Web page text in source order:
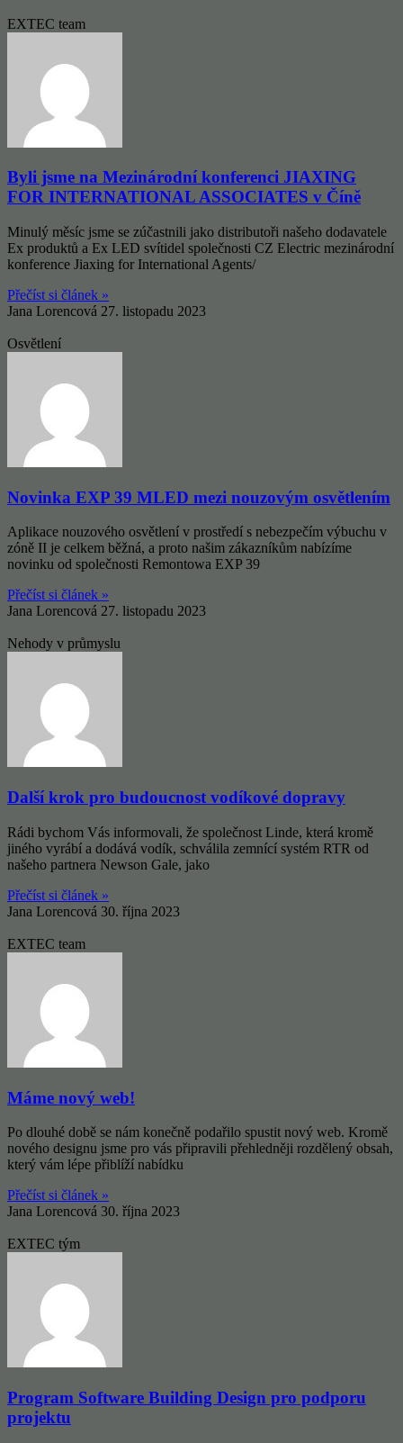
EXTEC team
Byli jsme na Mezinárodní konferenci JIAXING
FOR INTERNATIONAL ASSOCIATES v Číně
Minulý měsíc jsme se zúčastnili jako distributoři našeho dodavatele
Ex produktů a Ex LED svítidel společnosti CZ Electric mezinárodní
konference Jiaxing for International Agents/
Přečíst si článek »
Jana Lorencová 27. listopadu 2023
Osvětlení
Novinka EXP 39 MLED mezi nouzovým osvětlením
Aplikace nouzového osvětlení v prostředí s nebezpečím výbuchu v
zóně II je celkem běžná, a proto našim zákazníkům nabízíme
novinku od společnosti Remontowa EXP 39
Přečíst si článek »
Jana Lorencová 27. listopadu 2023
Nehody v průmyslu
Další krok pro budoucnost vodíkové dopravy
Rádi bychom Vás informovali, že společnost Linde, která kromě
jiného vyrábí a dodává vodík, schválila zemnící systém RTR od
našeho partnera Newson Gale, jako
Přečíst si článek »
Jana Lorencová 30. října 2023
EXTEC team
Máme nový web!
Po dlouhé době se nám konečně podařilo spustit nový web. Kromě
nového designu jsme pro vás připravili přehledněji rozdělený obsah,
který vám lépe přiblíží nabídku
Přečíst si článek »
Jana Lorencová 30. října 2023
EXTEC tým
Program Software Building Design pro podporu
projektu